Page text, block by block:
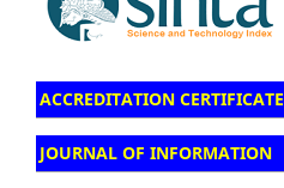
ACCREDITATION CERTIFICATE
JOURNAL OF INFORMATION